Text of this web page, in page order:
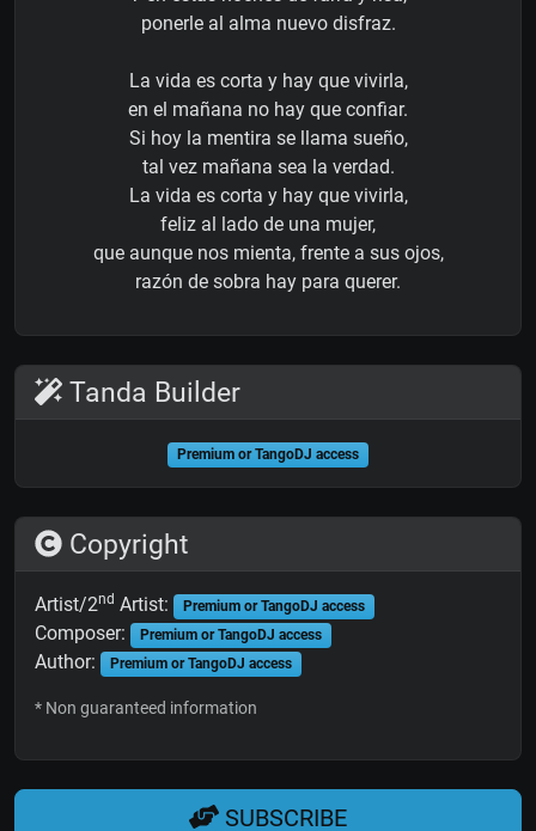
ponerle al alma nuevo disfraz.
La vida es corta y hay que vivirla,
en el mañana no hay que confiar.
Si hoy la mentira se llama sueño,
tal vez mañana sea la verdad.
La vida es corta y hay que vivirla,
feliz al lado de una mujer,
que aunque nos mienta, frente a sus ojos,
razón de sobra hay para querer.
Tanda Builder
Premium or TangoDJ access
Copyright
Artist/2nd Artist: Premium or TangoDJ access
Composer: Premium or TangoDJ access
Author: Premium or TangoDJ access
* Non guaranteed information
SUBSCRIBE